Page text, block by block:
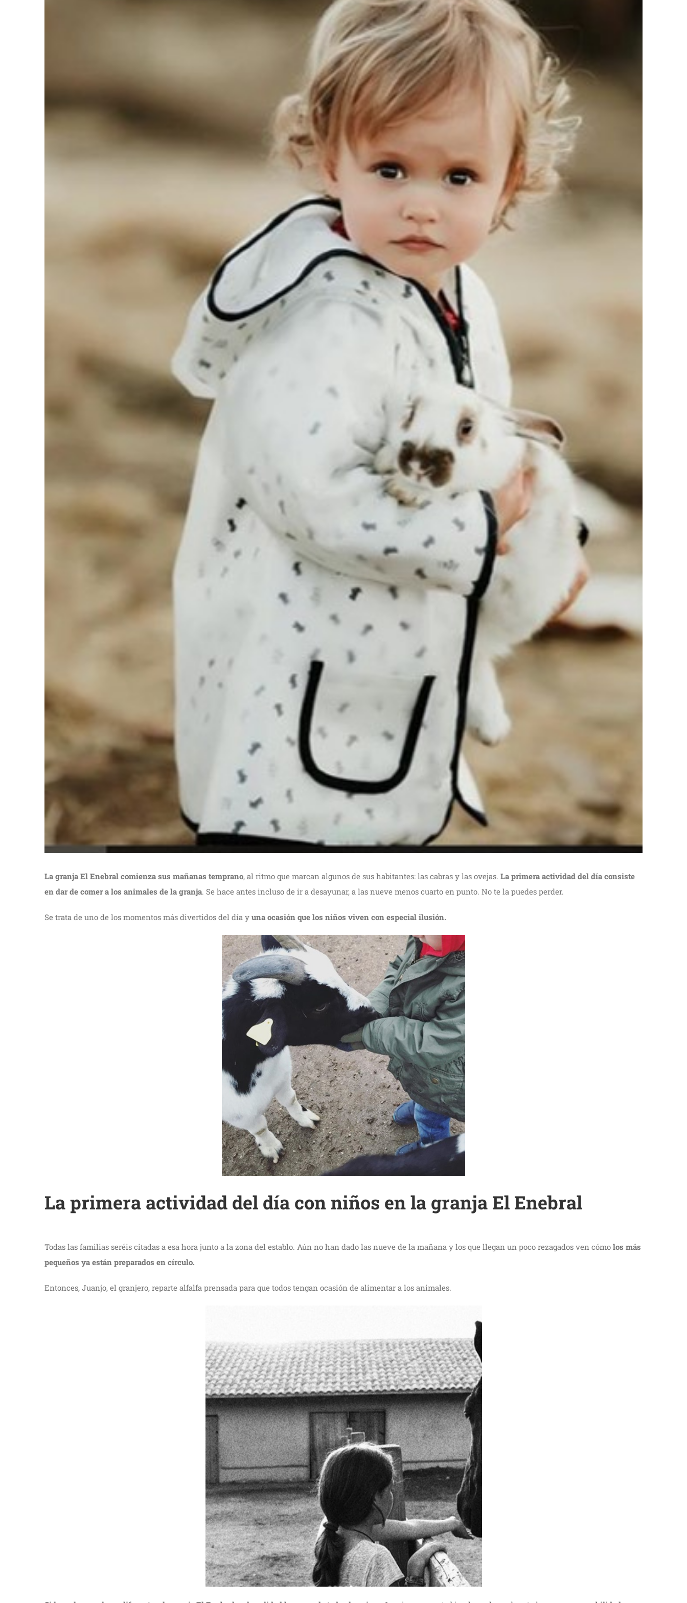
La granja El Enebral comienza sus mañanas temprano, al ritmo que marcan algunos de sus habitantes: las cabras y las ovejas. La primera actividad del día consiste
en dar de comer a los animales de la granja. Se hace antes incluso de ir a desayunar, a las nueve menos cuarto en punto. No te la puedes perder.
Se trata de uno de los momentos más divertidos del día y una ocasión que los niños viven con especial ilusión.
La primera actividad del día con niños en la granja El Enebral
Todas las familias seréis citadas a esa hora junto a la zona del establo. Aún no han dado las nueve de la mañana y los que llegan un poco rezagados ven cómo los más
pequeños ya están preparados en círculo.
Entonces, Juanjo, el granjero, reparte alfalfa prensada para que todos tengan ocasión de alimentar a los animales.